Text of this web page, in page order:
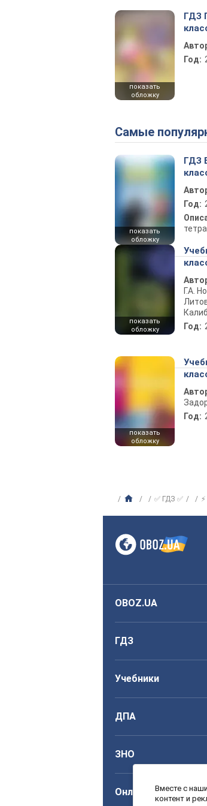
показать
обложку
ГДЗ
Год:
Самые
показать
обложку
ГДЗ
Год:
показать
обложку
Г.А.
Год:
показать
обложку
Год:
✅ ГДЗ ✅
OBOZ.UA
ГДЗ
Учебники
ДПА
ЗНО
Онлайн уроки
Вместе с
контент и